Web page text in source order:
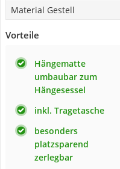
Material Gestell
Vorteile
Hängematte
umbaubar zum
Hängesessel
inkl. Tragetasche
besonders
platzsparend
zerlegbar